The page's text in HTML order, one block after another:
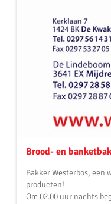
Brood- en
Bakker Westerbos, een
producten!
Om 02.00 uur nachts